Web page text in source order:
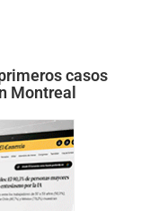
casos
Montreal